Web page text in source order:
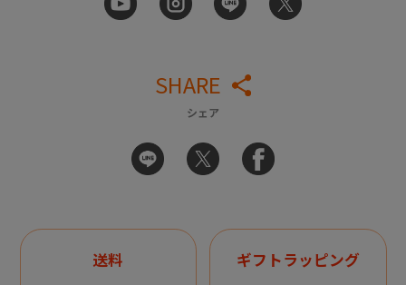
SHARE
シェア
送料 ギフトラッピング